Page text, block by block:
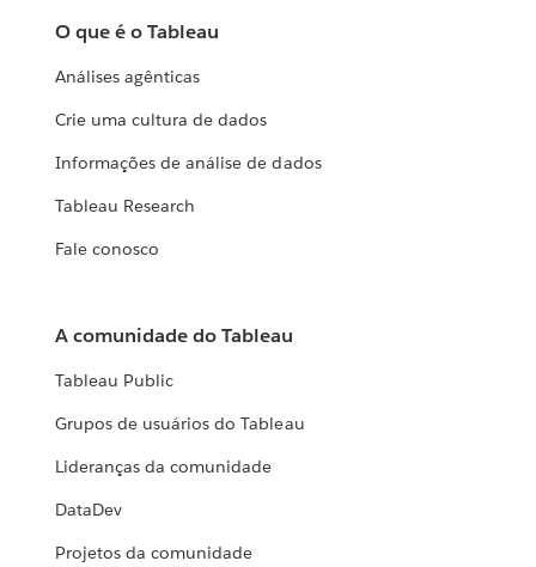
O que é o Tableau
Análises agênticas
Crie uma cultura de dados
Informações de análise de dados
Tableau Research
Fale conosco
A comunidade do Tableau
Tableau Public
Grupos de usuários do Tableau
Lideranças da comunidade
DataDev
Projetos da comunidade